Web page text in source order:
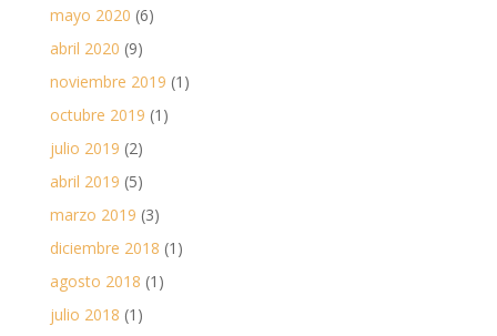
mayo 2020 (6)
abril 2020 (9)
noviembre 2019 (1)
octubre 2019 (1)
julio 2019 (2)
abril 2019 (5)
marzo 2019 (3)
diciembre 2018 (1)
agosto 2018 (1)
julio 2018 (1)